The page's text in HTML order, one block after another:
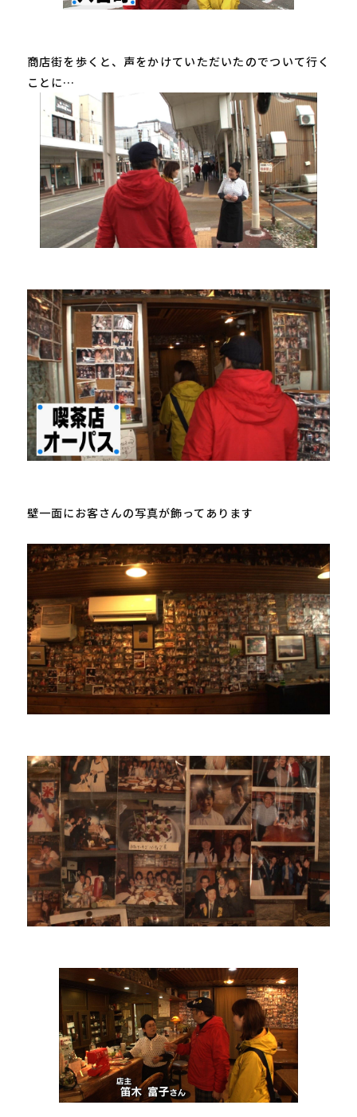
商店街を歩くと、声をかけていただいたのでついて行く
ことに…
壁一面にお客さんの写真が飾ってあります